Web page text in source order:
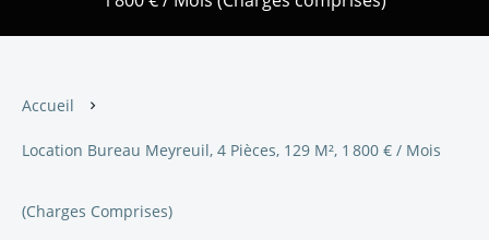
Accueil
Location Bureau Meyreuil, 4 Pièces, 129 M², 1 800 € / Mois
(Charges Comprises)